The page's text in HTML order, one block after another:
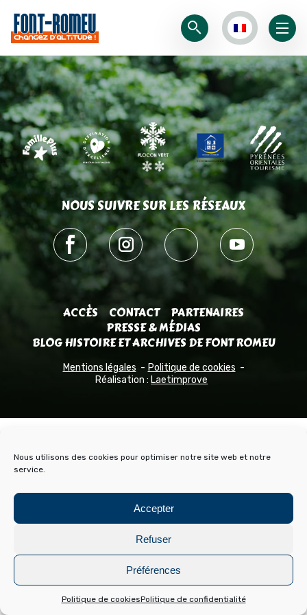
Nous utilisons des cookies pour optimiser notre site web et notre
service.
Accepter
Refuser
Préférences
Politique de cookiesPolitique de confidentialité
NOUS SUIVRE SUR LES RÉSEAUX
ACCÈS CONTACT
PARTENAIRES
PRESSE & MÉDIAS
BLOG HISTOIRE ET ARCHIVES DE FONT ROMEU
Mentions légales
Politique de cookies
Réalisation : Laetimprove